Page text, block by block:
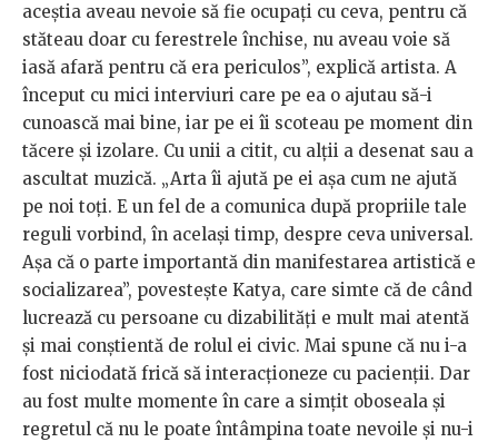
aceștia aveau nevoie să fie ocupați cu ceva, pentru că
stăteau doar cu ferestrele închise, nu aveau voie să
iasă afară pentru că era periculos”, explică artista. A
început cu mici interviuri care pe ea o ajutau să-i
cunoască mai bine, iar pe ei îi scoteau pe moment din
tăcere și izolare. Cu unii a citit, cu alții a desenat sau a
ascultat muzică. „Arta îi ajută pe ei așa cum ne ajută
pe noi toți. E un fel de a comunica după propriile tale
reguli vorbind, în același timp, despre ceva universal.
Așa că o parte importantă din manifestarea artistică e
socializarea”, povestește Katya, care simte că de când
lucrează cu persoane cu dizabilități e mult mai atentă
și mai conștientă de rolul ei civic. Mai spune că nu i-a
fost niciodată frică să interacționeze cu pacienții. Dar
au fost multe momente în care a simțit oboseala și
regretul că nu le poate întâmpina toate nevoile și nu-i